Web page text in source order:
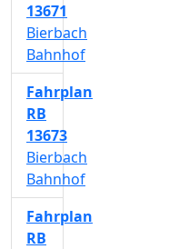
13671
Bierbach
Bahnhof
Fahrplan
RB
13673
Bierbach
Bahnhof
Fahrplan
RB